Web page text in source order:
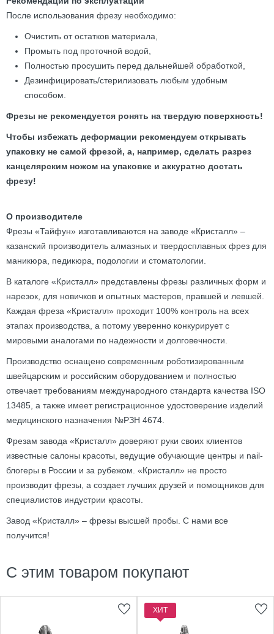
После использования фрезу необходимо:
Очистить от остатков материала,
Промыть под проточной водой,
Полностью просушить перед дальнейшей обработкой,
Дезинфицировать/стерилизовать любым удобным
способом.
Фрезы не рекомендуется ронять на твердую поверхность!
Чтобы избежать деформации рекомендуем открывать
упаковку не самой фрезой, а, например, сделать разрез
канцелярским ножом на упаковке и аккуратно достать
фрезу!
О производителе
Фрезы «Тайфун» изготавливаются на заводе «Кристалл» –
казанский производитель алмазных и твердосплавных фрез для
маникюра, педикюра, подологии и стоматологии.
В каталоге «Кристалл» представлены фрезы различных форм и
нарезок, для новичков и опытных мастеров, правшей и левшей.
Каждая фреза «Кристалл» проходит 100% контроль на всех
этапах производства, а потому уверенно конкурирует с
мировыми аналогами по надежности и долговечности.
Производство оснащено современным роботизированным
швейцарским и российским оборудованием и полностью
отвечает требованиям международного стандарта качества ISO
13485, а также имеет регистрационное удостоверение изделий
медицинского назначения №РЗН 4674.
Фрезам завода «Кристалл» доверяют руки своих клиентов
известные салоны красоты, ведущие обучающие центры и nail-
блогеры в России и за рубежом. «Кристалл» не просто
производит фрезы, а создает лучших друзей и помощников для
специалистов индустрии красоты.
Завод «Кристалл» – фрезы высшей пробы. С нами все
получится!
С этим товаром покупают
ХИТ